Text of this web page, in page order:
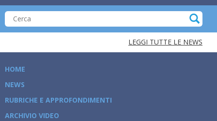
LEGGI TUTTE LE NEWS
HOME
NEWS
RUBRICHE E APPROFONDIMENTI
ARCHIVIO VIDEO